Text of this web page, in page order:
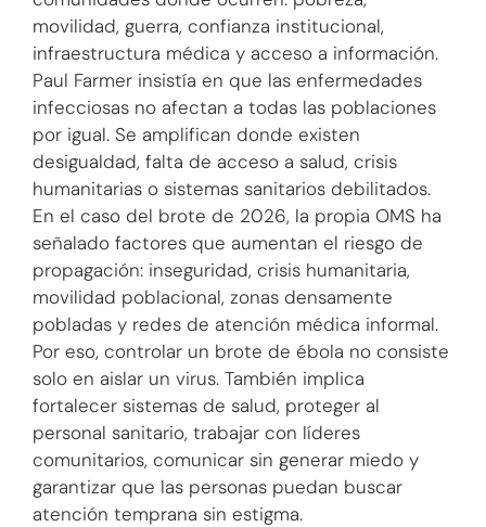
movilidad, guerra, confianza institucional,
infraestructura médica y acceso a información.
Paul Farmer insistía en que las enfermedades
infecciosas no afectan a todas las poblaciones
por igual. Se amplifican donde existen
desigualdad, falta de acceso a salud, crisis
humanitarias o sistemas sanitarios debilitados.
En el caso del brote de 2026, la propia OMS ha
señalado factores que aumentan el riesgo de
propagación: inseguridad, crisis humanitaria,
movilidad poblacional, zonas densamente
pobladas y redes de atención médica informal.
Por eso, controlar un brote de ébola no consiste
solo en aislar un virus. También implica
fortalecer sistemas de salud, proteger al
personal sanitario, trabajar con líderes
comunitarios, comunicar sin generar miedo y
garantizar que las personas puedan buscar
atención temprana sin estigma.